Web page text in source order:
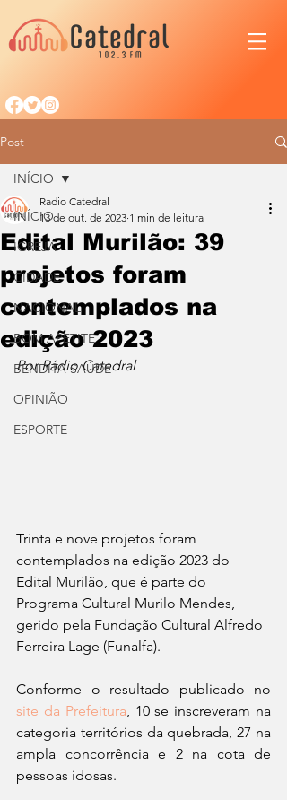
Post
INÍCIO
IGREJA
CIDADE
NACIONAL
BOM APETITE
BENDITA SAÚDE
OPINIÃO
ESPORTE
INÍCIO
Edital Murilão: 39
projetos foram
contemplados na
edição 2023
Radio Catedral
13 de out. de 2023 1 min de leitura
Por Rádio Catedral
Trinta e nove projetos foram
contemplados na edição 2023 do
Edital Murilão, que é parte do
Programa Cultural Murilo Mendes,
gerido pela Fundação Cultural Alfredo
Ferreira Lage (Funalfa).
site da Prefeitura, 10 se inscreveram na
categoria territórios da quebrada, 27 na
ampla concorrência e 2 na cota de
pessoas idosas.